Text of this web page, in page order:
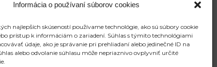
Informácia o používaní súborov cookies
najlepších skúseností používame technológie, ako sú súbory cookie
prístup k informáciám o zariadení. Súhlas s týmito technológiami
údaje, ako je správanie pri prehliadaní alebo jedinečné ID na
alebo odvolanie súhlasu môže nepriaznivo ovplyvniť určité